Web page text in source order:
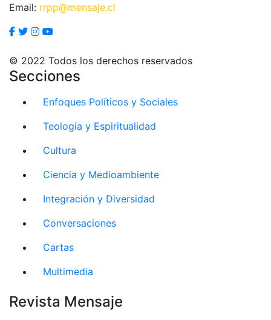
Email: rrpp@mensaje.cl
© 2022 Todos los derechos reservados
Secciones
Enfoques Políticos y Sociales
Teología y Espiritualidad
Cultura
Ciencia y Medioambiente
Integración y Diversidad
Conversaciones
Cartas
Multimedia
Revista Mensaje